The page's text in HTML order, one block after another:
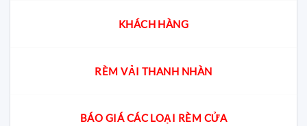
KHÁCH HÀNG
RÈM VẢI THANH NHÀN
BÁO GIÁ CÁC LOẠI RÈM CỬA